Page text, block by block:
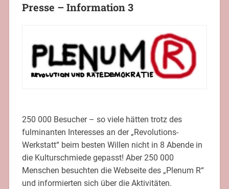
Presse – Information 3
250 000 Besucher – so viele hätten trotz des
fulminanten Interesses an der „Revolutions-
Werkstatt“ beim besten Willen nicht in 8 Abende in
die Kulturschmiede gepasst! Aber 250 000
Menschen besuchten die Webseite des „Plenum R“
und informierten sich über die Aktivitäten.